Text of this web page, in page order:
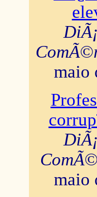
maio
maio